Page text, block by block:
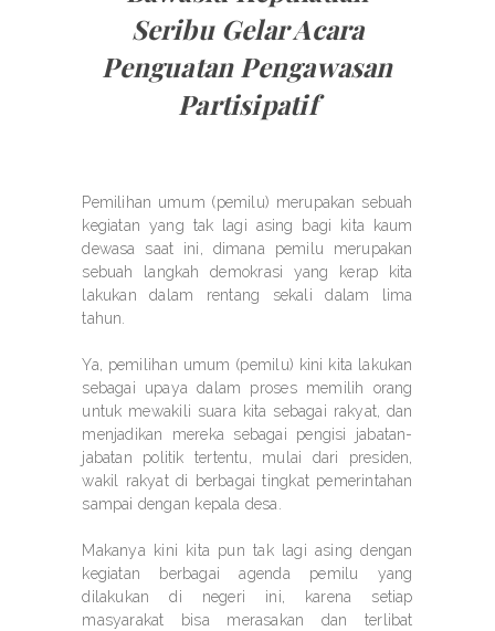
Seribu Gelar Acara
Penguatan Pengawasan
Partisipatif
Pemilihan umum (pemilu) merupakan sebuah
kegiatan yang tak lagi asing bagi kita kaum
dewasa saat ini, dimana pemilu merupakan
sebuah langkah demokrasi yang kerap kita
lakukan dalam rentang sekali dalam lima
tahun.
Ya, pemilihan umum (pemilu) kini kita lakukan
sebagai upaya dalam proses memilih orang
untuk mewakili suara kita sebagai rakyat, dan
menjadikan mereka sebagai pengisi jabatan-
jabatan politik tertentu, mulai dari presiden,
wakil rakyat di berbagai tingkat pemerintahan
sampai dengan kepala desa.
Makanya kini kita pun tak lagi asing dengan
kegiatan berbagai agenda pemilu yang
dilakukan di negeri ini, karena setiap
masyarakat bisa merasakan dan terlibat